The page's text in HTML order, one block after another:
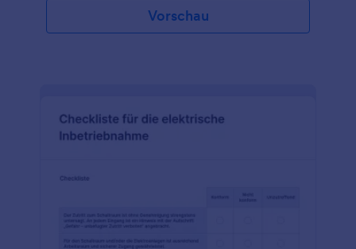
Vorschau